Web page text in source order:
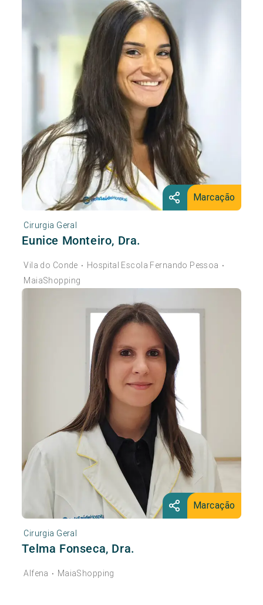
Marcação
Cirurgia Geral
Eunice Monteiro, Dra.
Vila do Conde • Hospital Escola Fernando Pessoa •
MaiaShopping
Marcação
Cirurgia Geral
Telma Fonseca, Dra.
Alfena • MaiaShopping